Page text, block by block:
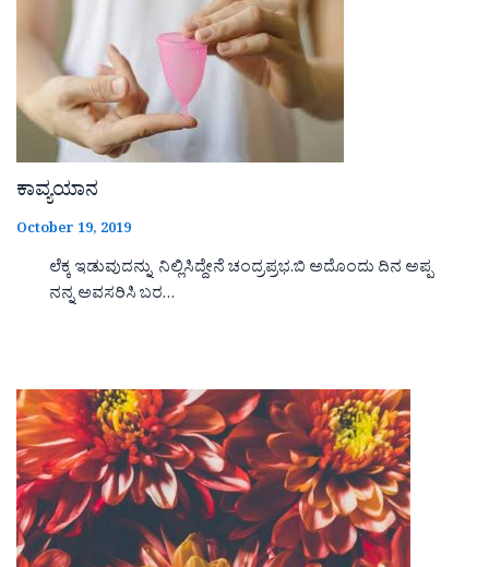
ಕಾವ್ಯಯಾನ
October 19, 2019
ಲೆಕ್ಕ ಇಡುವುದನ್ನು ನಿಲ್ಲಿಸಿದ್ದೇನೆ ಚಂದ್ರಪ್ರಭ.ಬಿ ಅದೊಂದು ದಿನ ಅಪ್ಪ
ನನ್ನ ಅವಸರಿಸಿ ಬರ…